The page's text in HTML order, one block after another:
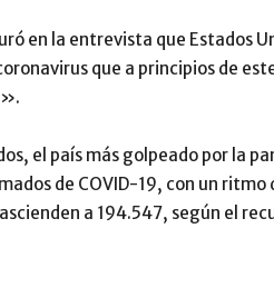
en la entrevista que Estados
que a principios de
el país más golpeado por la
de COVID-19, con un
a 194.547, según el